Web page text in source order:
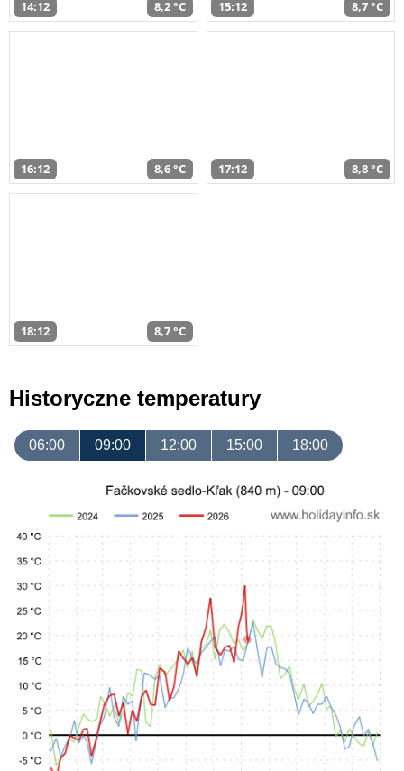
14:12 8,2 °C 15:12 8,7 °C
16:12 8,6 °C 17:12 8,8 °C
18:12 8,7 °C
Historyczne temperatury
06:00 09:00 12:00 15:00 18:00